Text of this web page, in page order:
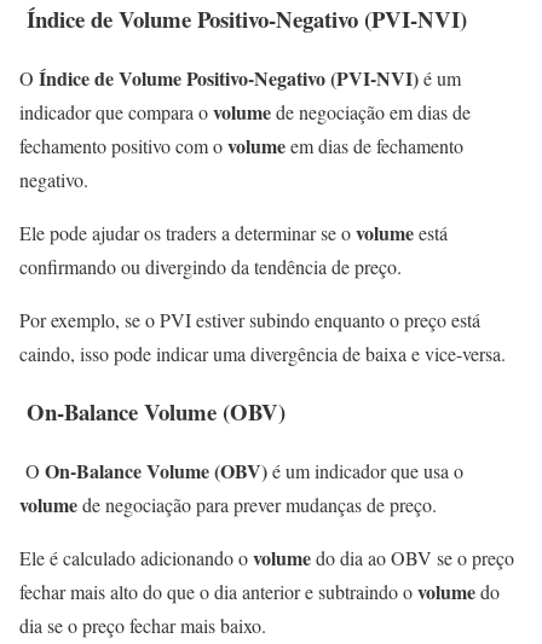
Índice deVolumePositivo-Negativo (PVI-NVI)
O Índice de Volume Positivo-Negativo (PVI-NVI)é um
indicador que compara ovolumede negociação em dias de
fechamento positivo com ovolumeem dias de fechamento
negativo.
Ele pode ajudar os traders a determinar se ovolumeestá
confirmando ou divergindo da tendência de preço.
Por exemplo, se o PVI estiver subindo enquanto o preço está
caindo, isso pode indicar uma divergência de baixa e vice-versa.
On-BalanceVolume (OBV)
O On-Balance Volume (OBV)é um indicador que usa o
volumede negociação para prever mudanças de preço.
Ele é calculado adicionando ovolumedo dia ao OBV se o preço
fechar mais alto do que o dia anterior e subtraindo ovolumedo
dia se o preço fechar mais baixo.